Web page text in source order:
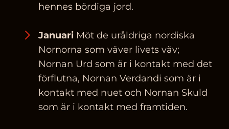
hennes bördiga jord.
Januari Möt de uråldriga nordiska
Nornorna som väver livets väv;
Nornan Urd som är i kontakt med det
förflutna, Nornan Verdandi som är i
kontakt med nuet och Nornan Skuld
som är i kontakt med framtiden.